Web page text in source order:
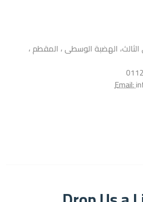
الثالث، الهضبة الوسطى ، المقطم ،
Email: